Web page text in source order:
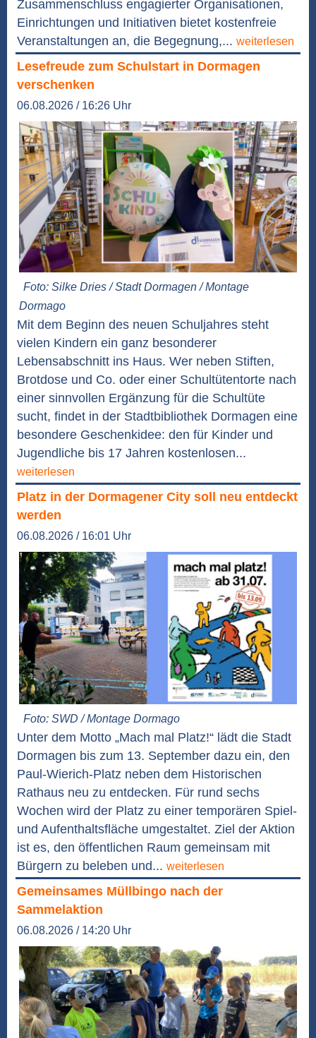
Zusammenschluss engagierter Organisationen,
Einrichtungen und Initiativen bietet kostenfreie
Veranstaltungen an, die Begegnung,... weiterlesen
Lesefreude zum Schulstart in Dormagen
verschenken
06.08.2026 / 16:26 Uhr
Foto: Silke Dries / Stadt Dormagen / Montage
Dormago
Mit dem Beginn des neuen Schuljahres steht
vielen Kindern ein ganz besonderer
Lebensabschnitt ins Haus. Wer neben Stiften,
Brotdose und Co. oder einer Schultütentorte nach
einer sinnvollen Ergänzung für die Schultüte
sucht, findet in der Stadtbibliothek Dormagen eine
besondere Geschenkidee: den für Kinder und
Jugendliche bis 17 Jahren kostenlosen...
weiterlesen
Platz in der Dormagener City soll neu entdeckt
werden
06.08.2026 / 16:01 Uhr
Foto: SWD / Montage Dormago
Unter dem Motto „Mach mal Platz!“ lädt die Stadt
Dormagen bis zum 13. September dazu ein, den
Paul-Wierich-Platz neben dem Historischen
Rathaus neu zu entdecken. Für rund sechs
Wochen wird der Platz zu einer temporären Spiel-
und Aufenthaltsfläche umgestaltet. Ziel der Aktion
ist es, den öffentlichen Raum gemeinsam mit
Bürgern zu beleben und... weiterlesen
Gemeinsames Müllbingo nach der
Sammelaktion
06.08.2026 / 14:20 Uhr